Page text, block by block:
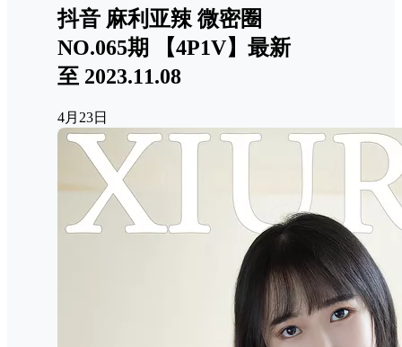
抖音 麻利亚辣 微密圈
NO.065期 【4P1V】最新
至 2023.11.08
4月23日